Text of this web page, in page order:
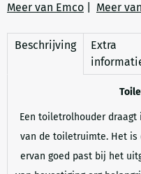
Meer van Emco
Meer
Beschrijving
Extra
Een toiletrolhouder
van de toiletruimte. Het is
ervan goed past bij het